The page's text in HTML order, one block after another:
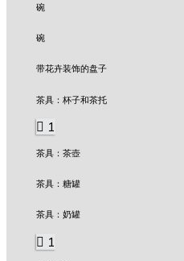
碗
碗
带花卉装饰的盘子
茶具：杯子和茶托
1
茶具：茶壺
茶具：糖罐
茶具：奶罐
1